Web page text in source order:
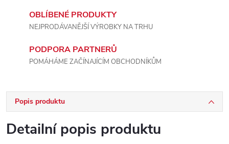
OBLÍBENÉ PRODUKTY
NEJPRODÁVANĚJŠÍ VÝROBKY NA TRHU
PODPORA PARTNERŮ
POMÁHÁME ZAČÍNAJÍCÍM OBCHODNÍKŮM
Popis produktu
Detailní popis produktu